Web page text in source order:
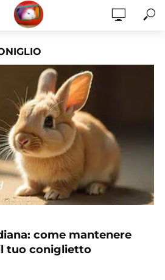
come mantenere
tuo coniglietto